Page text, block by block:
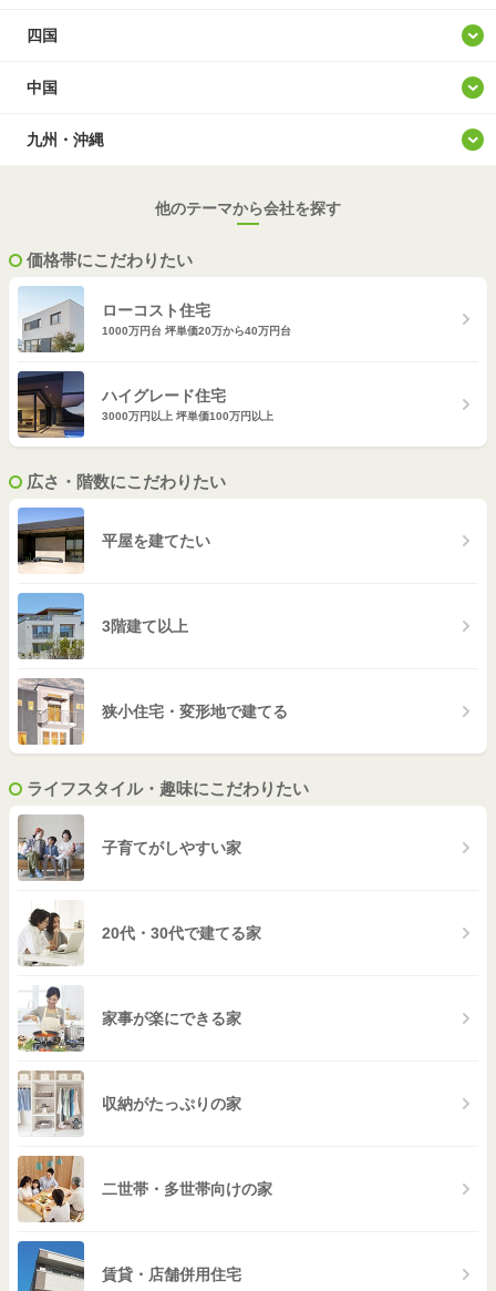
秋田
山形
福島
千葉
茨城
群馬
長野
富山
石川
岐阜
静岡
三重
大阪
兵庫
京都
和歌山
四国
徳島
香川
中国
鳥取
広島
山口
九州・沖縄
熊本
大分
宮崎
鹿児島
沖縄
他のテーマから会社を探す
価格帯にこだわりたい
ローコスト住宅
1000万円台 坪単価20万から40万円台
ハイグレード住宅
3000万円以上 坪単価100万円以上
広さ・階数にこだわりたい
平屋を建てたい
3階建て以上
狭小住宅・変形地で建てる
ライフスタイル・趣味にこだわりたい
子育てがしやすい家
20代・30代で建てる家
家事が楽にできる家
収納がたっぷりの家
二世帯・多世帯向けの家
賃貸・店舗併用住宅